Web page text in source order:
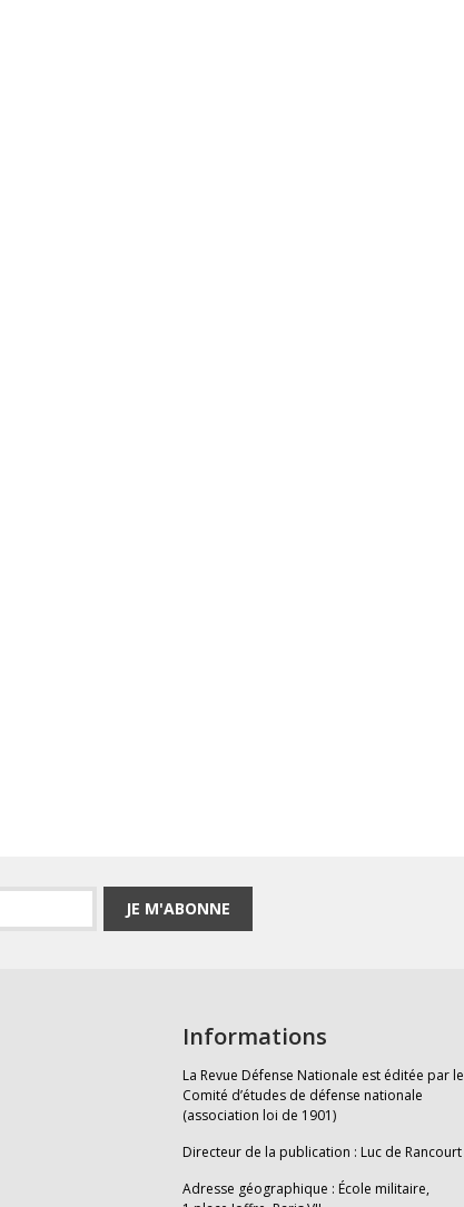
JE M'ABONNE
Informations
La Revue Défense Nationale est éditée par le
Comité d’études de défense nationale
(association loi de 1901)
Directeur de la publication : Luc de Rancourt
Adresse géographique : École militaire,